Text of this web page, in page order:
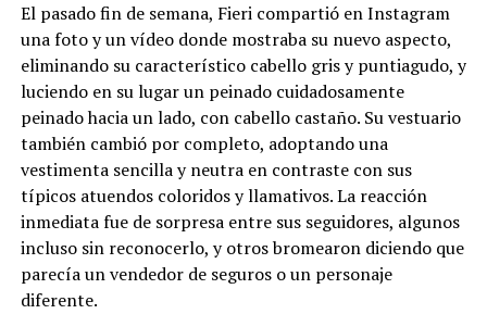
El pasado fin de semana, Fieri compartió en Instagram
una foto y un vídeo donde mostraba su nuevo aspecto,
eliminando su característico cabello gris y puntiagudo, y
luciendo en su lugar un peinado cuidadosamente
peinado hacia un lado, con cabello castaño. Su vestuario
también cambió por completo, adoptando una
vestimenta sencilla y neutra en contraste con sus
típicos atuendos coloridos y llamativos. La reacción
inmediata fue de sorpresa entre sus seguidores, algunos
incluso sin reconocerlo, y otros bromearon diciendo que
parecía un vendedor de seguros o un personaje
diferente.